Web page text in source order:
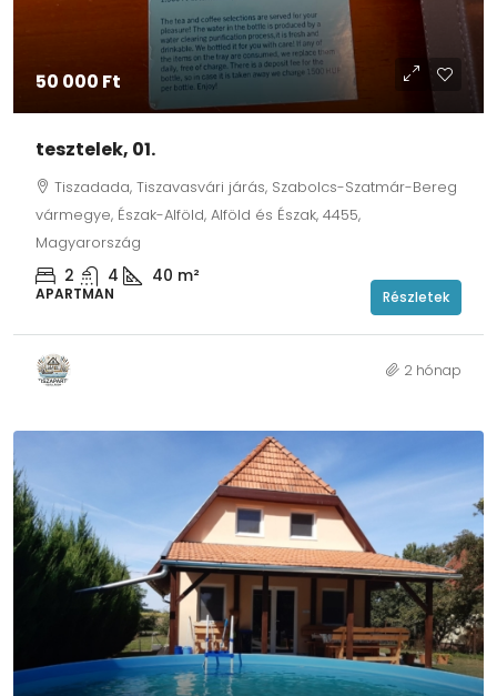
50 000 Ft
tesztelek, 01.
Tiszadada, Tiszavasvári járás, Szabolcs-Szatmár-Bereg
vármegye, Észak-Alföld, Alföld és Észak, 4455,
Magyarország
2 4 40 m²
APARTMAN Részletek
2 hónap